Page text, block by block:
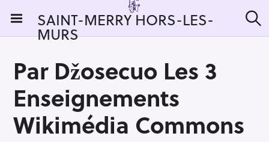
i
SAINT-MERRY HORS-LES-
MURS e
Par Džosecuo Les 3
Enseignements
Wikimédia Commons